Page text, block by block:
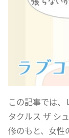
この記事では、
タクルス ザ シ
修のもと、女性